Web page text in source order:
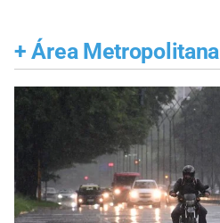
+ Área Metropolitana